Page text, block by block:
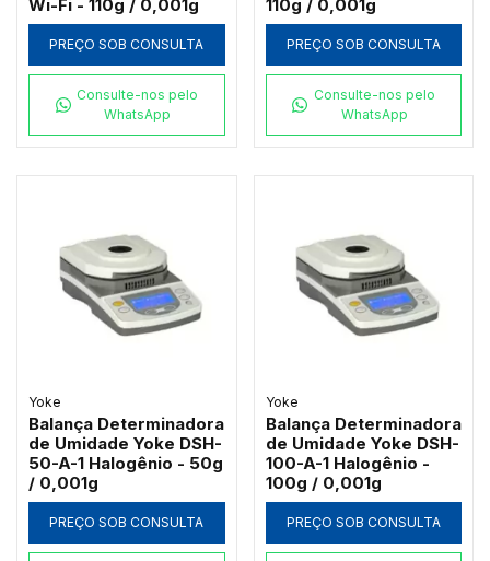
Wi-Fi - 110g / 0,001g
PREÇO SOB CONSULTA
Consulte-nos pelo
WhatsApp
110g / 0,001g
PREÇO SOB CONSULTA
Consulte-nos pelo
WhatsApp
Yoke
Balança Determinadora
de Umidade Yoke DSH-
50-A-1 Halogênio - 50g
/ 0,001g
PREÇO SOB CONSULTA
Yoke
Balança Determinadora
de Umidade Yoke DSH-
100-A-1 Halogênio -
100g / 0,001g
PREÇO SOB CONSULTA